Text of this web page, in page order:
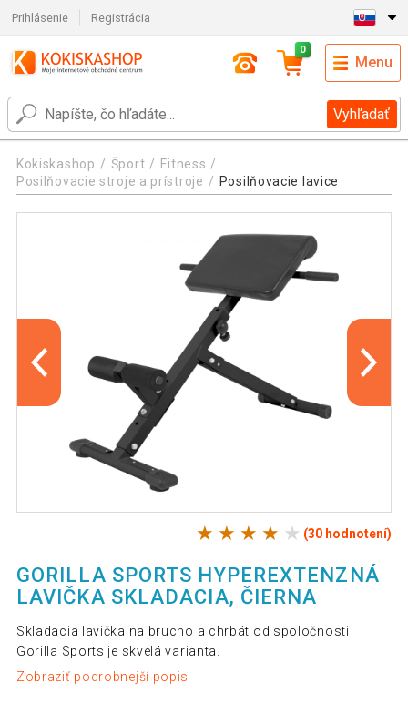
Prihlásenie Registrácia
Vyhľadať
0
Menu
Kokiskashop Šport
Fitness
Posilňovacie stroje a prístroje
Posilňovacie lavice
(30 hodnotení)
GORILLA SPORTS HYPEREXTENZNÁ
LAVIČKA SKLADACIA, ČIERNA
Skladacia lavička na brucho a chrbát od spoločnosti
Gorilla Sports je skvelá varianta.
Zobraziť podrobnejší popis